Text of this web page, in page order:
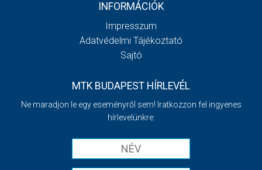
INFORMÁCIÓK
Impresszum
Adatvédelmi Tájékoztató
Sajtó
MTK BUDAPEST HÍRLEVÉL
Ne maradjon le egy eseményről sem! Iratkozzon fel ingyenes
hírlevelünkre: